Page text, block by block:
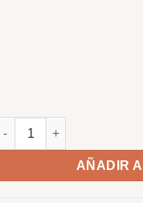
de abedul cantidad
AÑADIR